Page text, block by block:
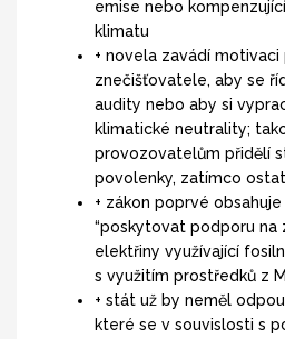
emise nebo
klimatu
+ novela zavádí motivaci
znečišťovatele, aby se
audity nebo aby si
klimatické neutrality;
provozovatelům přidělí
povolenky, zatímco
+ zákon poprvé
“poskytovat podporu na
elektřiny využívající
s využitím prostředků z
+ stát už by neměl
které se v souvislosti s